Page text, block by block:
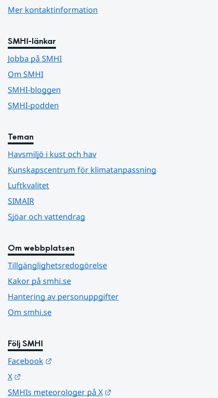
Mer kontaktinformation
SMHI-länkar
Jobba på SMHI
Om SMHI
SMHI-bloggen
SMHI-podden
Teman
Havsmiljö i kust och hav
Kunskapscentrum för klimatanpassning
Luftkvalitet
SIMAIR
Sjöar och vattendrag
Om webbplatsen
Tillgänglighetsredogörelse
Kakor på smhi.se
Hantering av personuppgifter
Om smhi.se
Följ SMHI
Facebook
X
SMHIs meteorologer på X